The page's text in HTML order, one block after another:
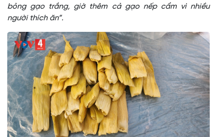
bỏng gạo trắng, giờ thêm cả gạo nếp cẩm vì nhiều
người thích ăn”.